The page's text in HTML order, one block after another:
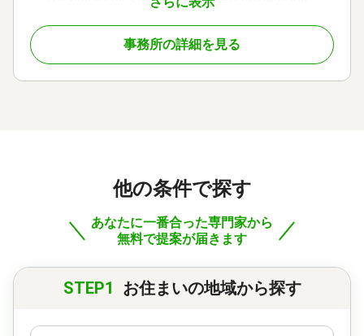
着型の司法書士事務所。依頼者の声に耳を傾けるこ
とを第一とする姿勢で、累計相談数は2.000件超と圧
倒的な実績となっています。男女両方の司法書士が
在籍し、どんな些細なことでも話せる身近な相談者
として高い信頼を築いています。無料相談や辻堂駅
市、逗子市、横須賀市、平塚市、小田原市、大磯
町、二宮町、秦野市、綾瀬市 他）
対応業務
遺言書 / 遺産分割 / 生前贈与 / 相続財産調査 / 相続登
行手続き / 戸籍収集 / 相続人調査 / 生前贈与（不動産
名義変更）
訪問可 / 女性スタッフ対応可 / 土日相談可 / 初回相談
事務所の詳細を見る
他の条件で探す
あなたに一番合った専門家から
無料で提案が届きます
STEP1 お住まいの地域から探す